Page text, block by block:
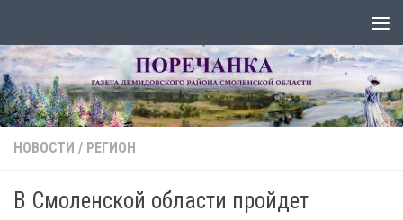
НОВОСТИ / РЕГИОН
В Смоленской области пройдет